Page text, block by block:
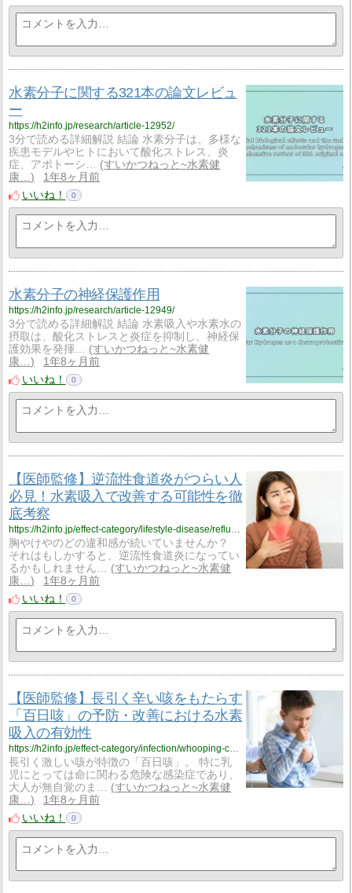
水素分子に関する321本の論文レビュ
ー
https://h2info.jp/research/article-12952/
3分で読める詳細解説 結論 水素分子は、多様な
疾患モデルやヒトにおいて酸化ストレス、炎
症、アポトーシ…
すいかつねっと~水素健
康…
1年8ヶ月前
いいね！
0
水素分子の神経保護作用
https://h2info.jp/research/article-12949/
3分で読める詳細解説 結論 水素吸入や水素水の
摂取は、酸化ストレスと炎症を抑制し、神経保
護効果を発揮…
すいかつねっと~水素健
康…
1年8ヶ月前
いいね！
0
【医師監修】逆流性食道炎がつらい人
必見！水素吸入で改善する可能性を徹
底考察
胸やけやのどの違和感が続いていませんか？
それはもしかすると、逆流性食道炎になってい
るかもしれません…
すいかつねっと~水素健
康…
1年8ヶ月前
いいね！
0
【医師監修】長引く辛い咳をもたらす
「百日咳」の予防・改善における水素
吸入の有効性
長引く激しい咳が特徴の「百日咳」。 特に乳
児にとっては命に関わる危険な感染症であり、
大人が無自覚のま…
すいかつねっと~水素健
康…
1年8ヶ月前
いいね！
0